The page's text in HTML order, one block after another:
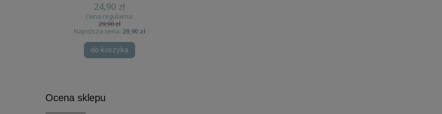
24,90 zł
Cena regularna:
29,90 zł
Najniższa cena: 29,90 zł
do koszyka
Ocena sklepu